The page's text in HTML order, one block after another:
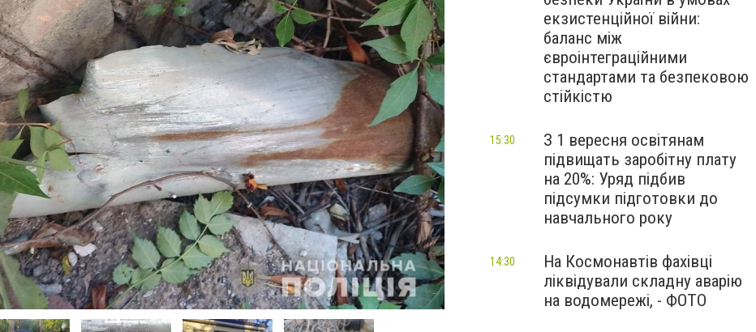
екзистенційної війни:
баланс між
євроінтеграційними
стандартами та безпековою
стійкістю
З 1 вересня освітянам
підвищать заробітну плату
на 20%: Уряд підбив
підсумки підготовки до
навчального року
15:30
На Космонавтів фахівці
ліквідували складну аварію
на водомережі, - ФОТО
14:30